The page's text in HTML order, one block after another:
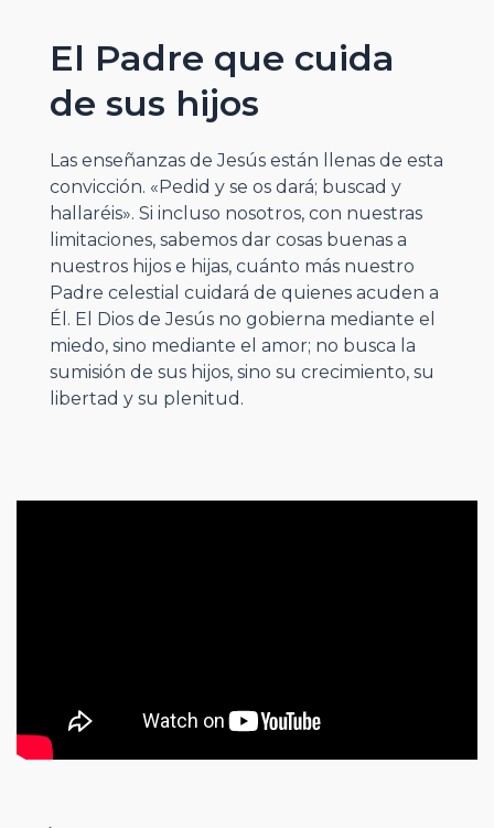
El Padre que cuida
de sus hijos
Las enseñanzas de Jesús están llenas de esta
convicción. «Pedid y se os dará; buscad y
hallaréis». Si incluso nosotros, con nuestras
limitaciones, sabemos dar cosas buenas a
nuestros hijos e hijas, cuánto más nuestro
Padre celestial cuidará de quienes acuden a
Él. El Dios de Jesús no gobierna mediante el
miedo, sino mediante el amor; no busca la
sumisión de sus hijos, sino su crecimiento, su
libertad y su plenitud.